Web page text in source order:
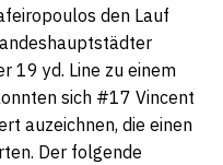
den Lauf
19 yd. Line zu einem
sich #17 Vincent
auzeichnen, die einen
Der folgende